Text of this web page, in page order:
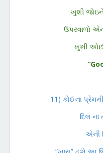
ખુશી
ઉપરવાળો
ખુશી
11) કોઈના
દિલ ના
એની